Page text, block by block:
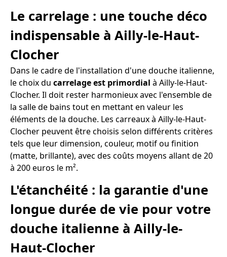
Le carrelage : une touche déco
indispensable à Ailly-le-Haut-
Clocher
Dans le cadre de l'installation d'une douche italienne,
le choix du carrelage est primordial à Ailly-le-Haut-
Clocher. Il doit rester harmonieux avec l'ensemble de
la salle de bains tout en mettant en valeur les
éléments de la douche. Les carreaux à Ailly-le-Haut-
Clocher peuvent être choisis selon différents critères
tels que leur dimension, couleur, motif ou finition
(matte, brillante), avec des coûts moyens allant de 20
à 200 euros le m².
L'étanchéité : la garantie d'une
longue durée de vie pour votre
douche italienne à Ailly-le-
Haut-Clocher